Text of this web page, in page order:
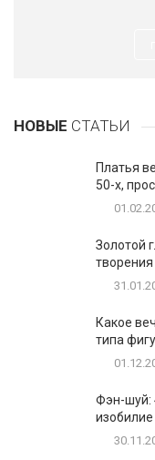
НОВЫЕ СТАТЬИ
Платья
50-х,
Золотой
Какое
типа
Фэн-шуй:
изобилие